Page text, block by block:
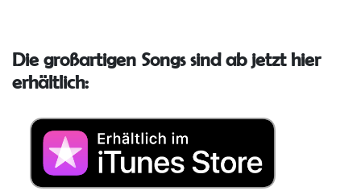
Die großartigen Songs sind ab jetzt hier
erhältlich: